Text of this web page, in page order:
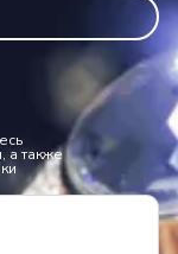
а также